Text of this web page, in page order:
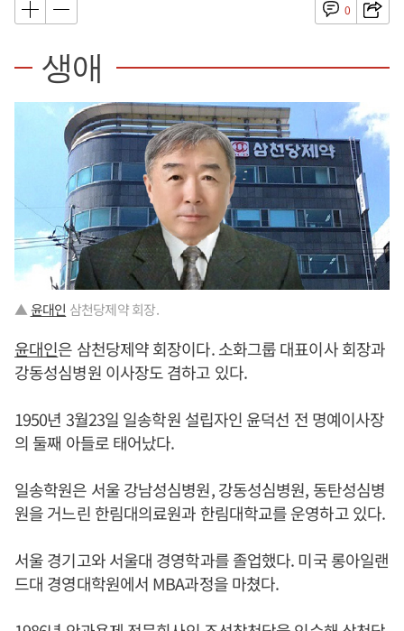
0
생애
▲윤대인 삼천당제약 회장.
윤대인은 삼천당제약 회장이다. 소화그룹 대표이사 회장과
강동성심병원 이사장도 겸하고 있다.
1950년 3월23일 일송학원 설립자인 윤덕선 전 명예이사장
의 둘째 아들로 태어났다.
일송학원은 서울 강남성심병원, 강동성심병원, 동탄성심병
원을 거느린 한림대의료원과 한림대학교를 운영하고 있다.
서울 경기고와 서울대 경영학과를 졸업했다. 미국 롱아일랜
드대 경영대학원에서 MBA과정을 마쳤다.